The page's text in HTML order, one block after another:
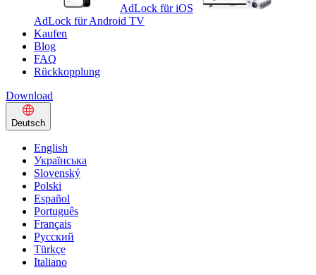
AdLock für iOS
AdLock für Android TV
Kaufen
Blog
FAQ
Rückkopplung
Download
Deutsch
English
Українська
Slovenský
Polski
Español
Português
Français
Русский
Türkçe
Italiano